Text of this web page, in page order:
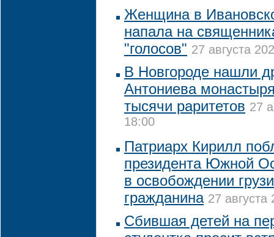
Женщина в
напала на
"голосов" 27 августа
В Новгороде нашли
Антониева
тысячи раритетов 27
18:00
Патриарх Кирилл
президента Южной
в освобождении
гражданина 27 августа
Сбившая детей на